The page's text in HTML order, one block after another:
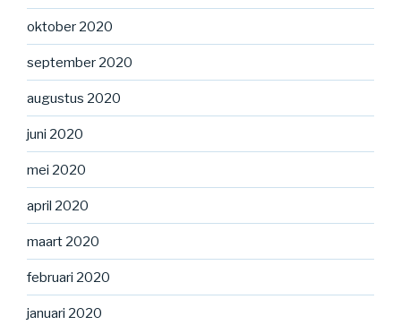
oktober 2020
september 2020
augustus 2020
juni 2020
mei 2020
april 2020
maart 2020
februari 2020
januari 2020